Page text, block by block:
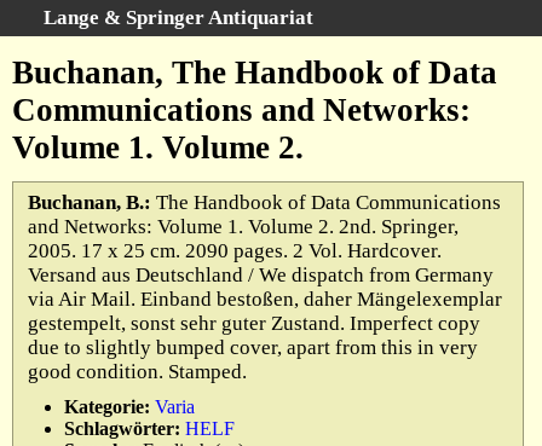
Lange & Springer Antiquariat
Kategorien
Schlagwörter
Gesamtbestand
Warenkorb
Ankauf
AGB
Widerruf
Datenschutz
Buchanan, The Handbook of Data
Communications and Networks:
Volume 1. Volume 2.
Buchanan, B.: The Handbook of Data Communications
and Networks: Volume 1. Volume 2. 2nd. Springer,
2005. 17 x 25 cm. 2090 pages. 2 Vol. Hardcover.
Versand aus Deutschland / We dispatch from Germany
via Air Mail. Einband bestoßen, daher Mängelexemplar
gestempelt, sonst sehr guter Zustand. Imperfect copy
due to slightly bumped cover, apart from this in very
good condition. Stamped.
Kategorie: Varia
Schlagwörter: HELF